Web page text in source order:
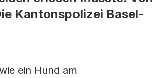
Kantonspolizei Basel-
ein Hund am